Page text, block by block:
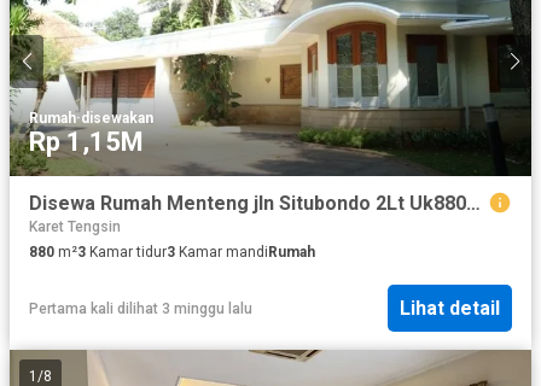
Rumah·disewakan
Rp 1,15M
Disewa Rumah Menteng jln Situbondo 2Lt Uk880m² Full furnished at Jakarta Pusat
Karet Tengsin
880 m²3 Kamar tidur3 Kamar mandiRumah
Pertama kali dilihat 3 minggu lalu Lihat detail
1 /8